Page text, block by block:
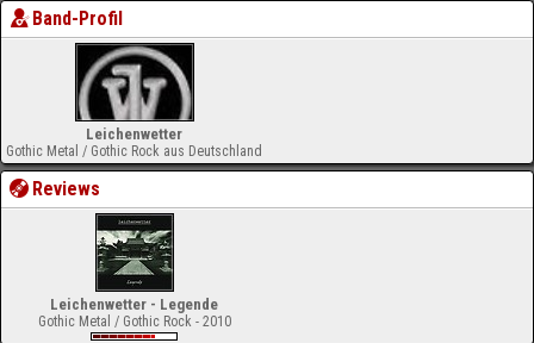
Band-Profil
Leichenwetter
Gothic Metal / Gothic Rock aus Deutschland
Reviews
Leichenwetter - Legende
Gothic Metal / Gothic Rock - 2010